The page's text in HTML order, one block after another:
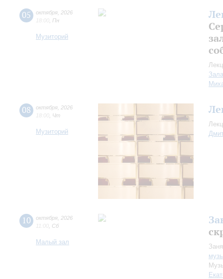
05 октября 2026
18:00 Пн
Музиторий
08 октября 2026
18:00 Чт
Музиторий
10 октября 2026
11:00 Сб
Малый зал